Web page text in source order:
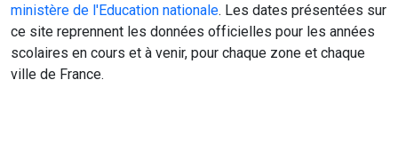
ministère de l'Education nationale. Les dates présentées sur
ce site reprennent les données officielles pour les années
scolaires en cours et à venir, pour chaque zone et chaque
ville de France.